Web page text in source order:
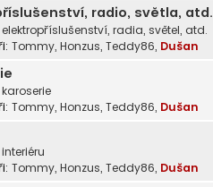
radio, světla, atd.
radia, světel, atd.
Tommy, Honzus, Teddy86, Dušan
Tommy, Honzus, Teddy86, Dušan
Tommy, Honzus, Teddy86, Dušan